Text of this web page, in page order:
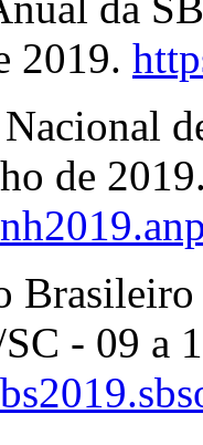
2019.
de
- 09 a